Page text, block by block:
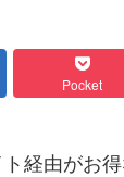
Pocket
経由がお得